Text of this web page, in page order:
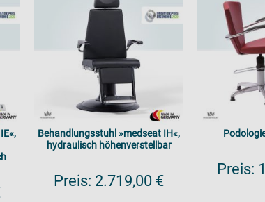
Behandlungsstuhl »medseat IH«,
hydraulisch höhenverstellbar
Preis: 2.719,00 €
Preis: